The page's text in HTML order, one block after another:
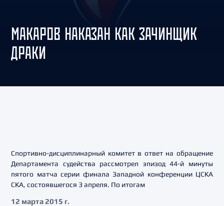
МАКАРОВ НАКАЗАН КАК ЗАЧИНЩИК
ДРАКИ
Спортивно-дисциплинарный комитет в ответ на обращение
Департамента судейства рассмотрел эпизод 44-й минуты
пятого матча серии финала Западной конференции ЦСКА
СКА, состоявшегося 3 апреля. По итогам
12 марта 2015 г.